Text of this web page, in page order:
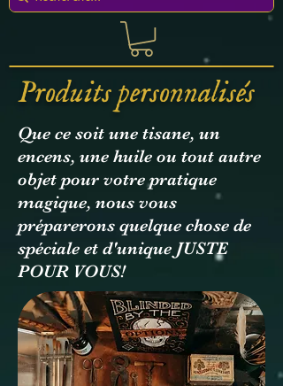
Produits personnalisés
Que ce soit une tisane, un
encens, une huile ou tout autre
objet pour votre pratique
magique, nous vous
préparerons quelque chose de
spéciale et d'unique JUSTE
POUR VOUS!